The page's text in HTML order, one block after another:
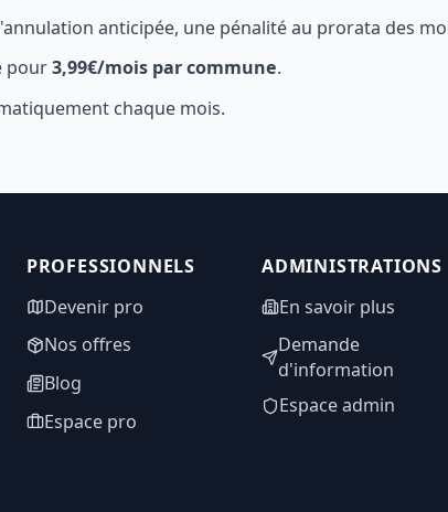
anticipée, une pénalité au prorata des
pour3,99€/mois par commune.
chaque mois.
PROFESSIONNELS
Devenir pro
Nos offres
Blog
Espace pro
ADMINISTRATIONS
En savoir plus
Demande
d'information
Espace admin